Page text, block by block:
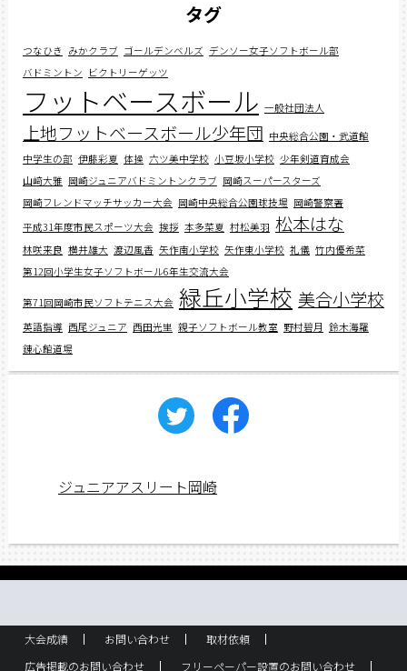
タグ
つなひき みかクラブ ゴールデンベルズ デンソー女子ソフトボール部
バドミントン ビクトリーゲッツ
フットベースボール 一般社団法人
上地フットベースボール少年団 中央総合公園・武道館
中学生の部 伊藤彩夏 体操 六ツ美中学校 小豆坂小学校 少年剣道育成会
山﨑大雅 岡崎ジュニアバドミントンクラブ 岡崎スーパースターズ
岡崎フレンドマッチサッカー大会 岡崎中央総合公園球技場 岡崎警察署
平成31年度市民スポーツ大会 挨拶 本多菜夏 村松美羽 松本はな
林咲来良 横井雄大 渡辺風香 矢作南小学校 矢作東小学校 礼儀 竹内優希菜
第12回小学生女子ソフトボール6年生交流大会
第71回岡崎市民ソフトテニス大会 緑丘小学校 美合小学校
英語指導 西尾ジュニア 西田光里 親子ソフトボール教室 野村碧月 鈴木海羅
錬心館道場
ジュニアアスリート岡崎
大会成績 お問い合わせ
取材依頼
広告掲載のお問い合わせ
フリーペーパー設置のお問い合わせ